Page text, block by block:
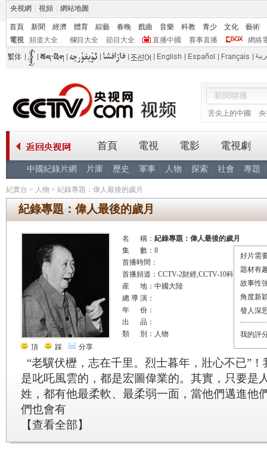
央視網 視頻 網站地圖
首頁 新聞 經濟 體育 綜藝 春晚 戲曲 音樂 科教 青少 文化
藝術
電視
頻道大全 欄目大全 節目大全 直播中國 賽事直播 網絡
舌尖上的中國
首頁 電視 電影 電視劇
中國紀錄片網 片庫 歷史 軍事 人物 探索 社會 專題
紀實台 > 人物 > 紀錄專題：偉人最後的歲月
紀錄專題：偉人最後的歲月
頂 踩 分享
名 稱： 紀錄專題：偉人最後的歲月
集 數：8
首播時間：
首播頻道：CCTV-2財經,CCTV-10科教
産 地：中國大陸
總 導 演：
年 份：
出 品：
類 別：人物
“老驥伏櫪，志在千里。烈士暮年，壯心不已”
是叱吒風雲的，都是宏圖偉業的。其實，只要是
姓，都有他最柔軟、最柔弱一面，當他們邁進他
們也會有
【查看全部】
好片需
題材有
故事性
角度新
發人深
我的評